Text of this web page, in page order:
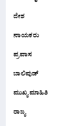
ದೇಶ
ನಾಯಕರು
ಪ್ರವಾಸ
ಬಾಲಿವುಡ್
ಮುಖ್ಯ ಮಾಹಿತಿ
ರಾಜ್ಯ